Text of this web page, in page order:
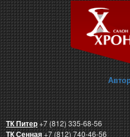
ТК Питер+7 (812) 335-68-56
ТК Сенная+7 (812) 740-46-56